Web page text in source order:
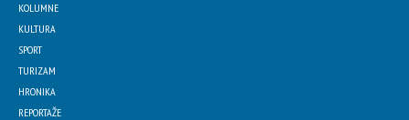
KOLUMNE
KULTURA
SPORT
TURIZAM
HRONIKA
REPORTAŽE